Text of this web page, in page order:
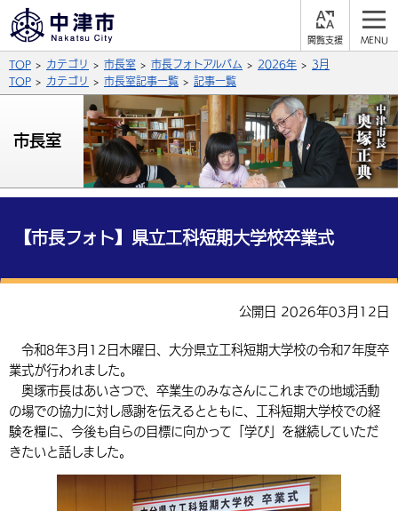
支
背景色
青 白
文字の大きさ
拡大 標準 縮小
言語を選択
英語（English） 中国語（簡体字）
中国語（繁体字） 韓国語（한국어）
組織案内
公式SNS
X (Twitter) YouTube
サイト内検索
総合メニュー
保険・年金
福祉・介護 健康・予防
税金
環境・衛生 生涯学習・スポーツ・人権
選挙
入札・契約 産業・雇用
農林水産業 税金
都市整備
子育て・教育
施設情報 子どもを預ける
手当・助成 健康・医療
相談・支援・情報
観光・移住
観光なび スポットを探す
遊ぶ・体験する
四季のイベント・祭り
市政情報
中津市について
地方創生・地域活性化 広報・広聴
TOP カテゴリ 市長室 市長フォトアルバム 2026年
3月
TOP
カテゴリ 市長室記事一覧 記事一覧
市長室
【市長フォト】県立工科短期大学校卒業式
公開日 2026年03月12日
令和8年3月12日木曜日、大分県立工科短期大学校の令和7年度卒
業式が行われました。
奥塚市長はあいさつで、卒業生のみなさんにこれまでの地域活動
の場での協力に対し感謝を伝えるとともに、工科短期大学校での経
験を糧に、今後も自らの目標に向かって「学び」を継続していただ
きたいと話しました。